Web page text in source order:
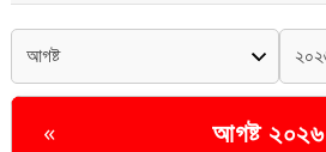
« আগষ্ট ২০২৬